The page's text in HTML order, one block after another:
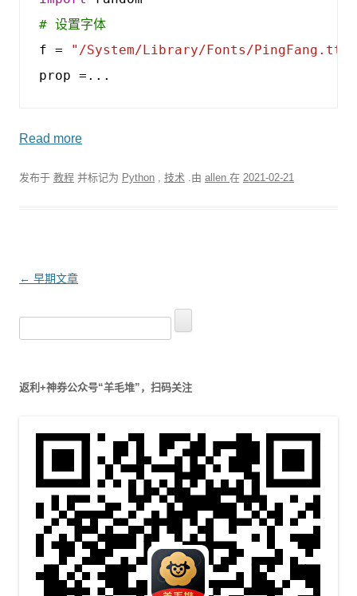
# 设置字体
f =
"/System/Library/Fonts/PingFang.ttc"
prop =...
Read more
发布于 教程 并标记为 Python , 技术 .由 allen 在 2021-02-21
文
← 早期文章
搜
索
返利+神券公众号“羊毛堆”，扫码关注